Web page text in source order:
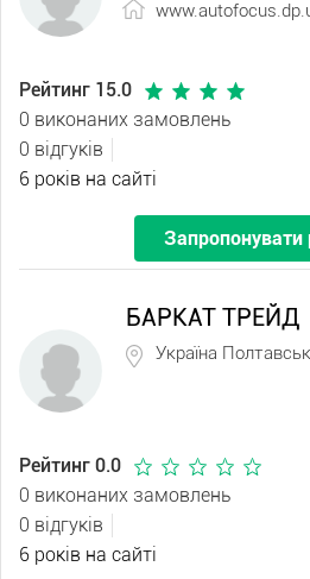
Рейтинг 15.0
0 виконаних замовлень
0 відгуків
6 років на сайті
Запропонувати
БАРКАТ ТРЕЙД
Україна
Рейтинг 0.0
0 виконаних замовлень
0 відгуків
6 років на сайті